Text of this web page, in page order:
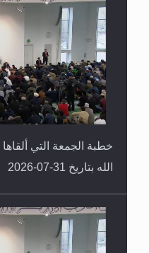
القرآن قاضٍ وحكمٌ على
العكس
خطبة الجمعة التي
الله بتاريخ 31-07-2026